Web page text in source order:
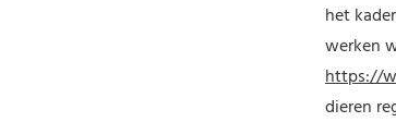
het
werken
https://
dieren